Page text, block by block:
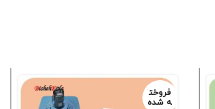
فروخت
ه شده